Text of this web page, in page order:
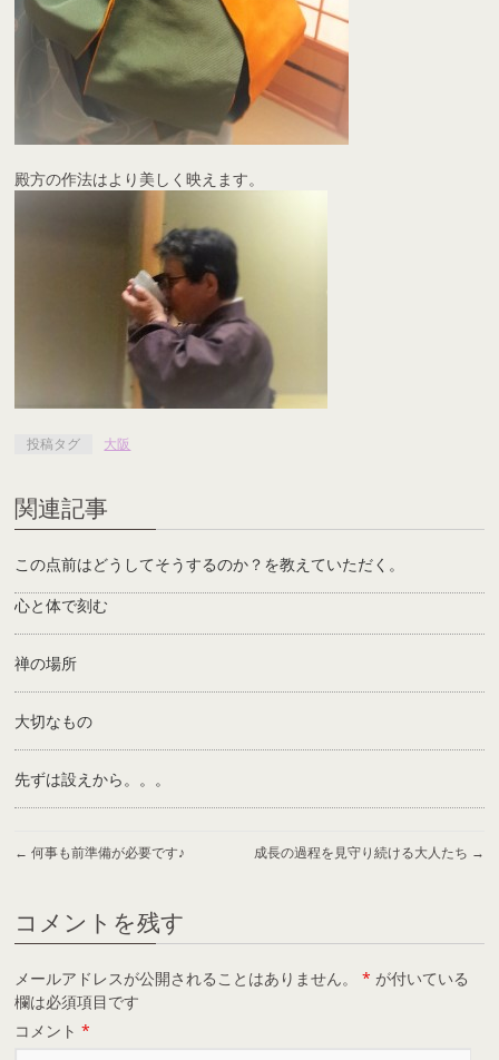
殿方の作法はより美しく映えます。
投稿タグ 大阪
関連記事
この点前はどうしてそうするのか？を教えていただく。
心と体で刻む
禅の場所
大切なもの
先ずは設えから。。。
← 何事も前準備が必要です♪ 成長の過程を見守り続ける大人たち →
コメントを残す
メールアドレスが公開されることはありません。 * が付いている
欄は必須項目です
コメント*